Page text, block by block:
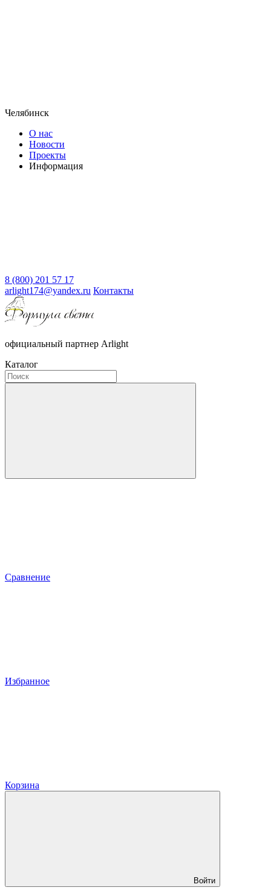
Челябинск
О нас
Новости
Проекты
Информация
8 (800) 201 57 17
arlight174@yandex.ru Контакты
официальный партнер Arlight
Каталог
Сравнение
Избранное
Корзина
Войти